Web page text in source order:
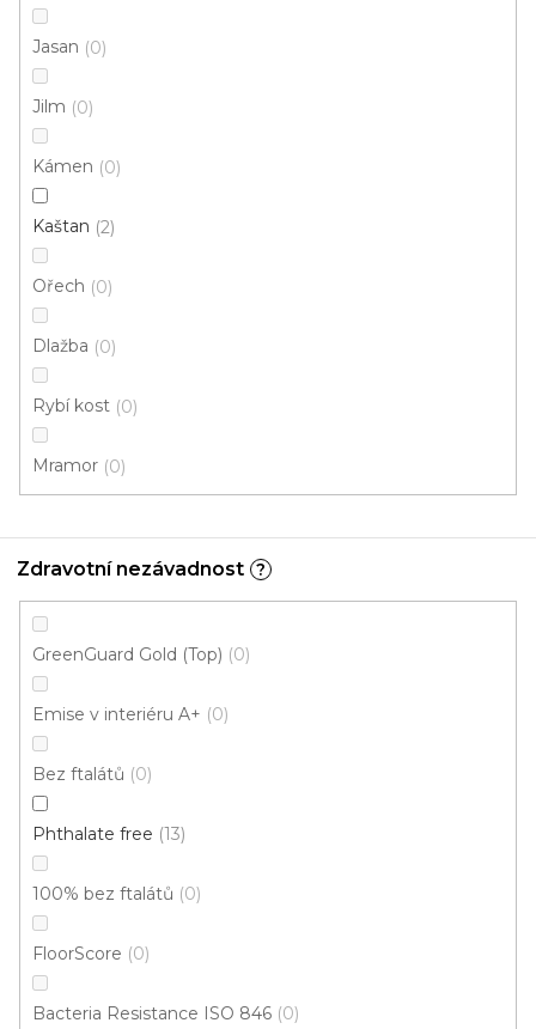
Jasan 0
Jilm 0
Kámen 0
Kaštan 2
Ořech 0
Dlažba 0
Rybí kost 0
Mramor 0
Zdravotní nezávadnost ?
GreenGuard Gold (Top) 0
Emise v interiéru A+ 0
Bez ftalátů 0
Phthalate free 13
100% bez ftalátů 0
FloorScore 0
Bacteria Resistance ISO 846 0
Vinylová podlaha Tarko Dub Rustic natur
od
606 Kč
Fix 30 (lepená)
Vinylová podlaha Tarko Dub Creek béžový
U vás za 3-4 týdny
od
674 Kč
Fix 40 (lepená)